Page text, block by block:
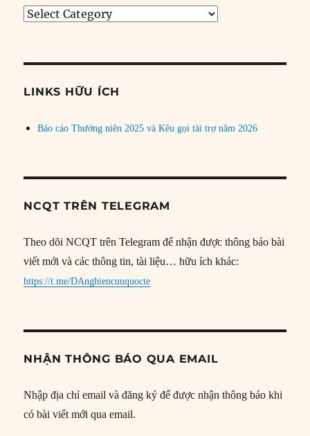
Tìm
đề
LINKS HỮU ÍCH
Báo cáo Thường niên 2025 và Kêu gọi tài trợ năm 2026
NCQT TRÊN TELEGRAM
Theo dõi NCQT trên Telegram để nhận được thông báo bài
viết mới và các thông tin, tài liệu… hữu ích khác:
https://t.me/DAnghiencuuquocte
NHẬN THÔNG BÁO QUA EMAIL
Nhập địa chỉ email và đăng ký để được nhận thông báo khi
có bài viết mới qua email.